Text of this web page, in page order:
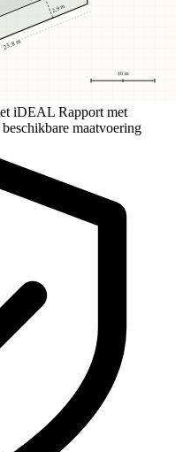
10 m
2,9 m
23,8 m
iDEAL Rapport met
maatvoering